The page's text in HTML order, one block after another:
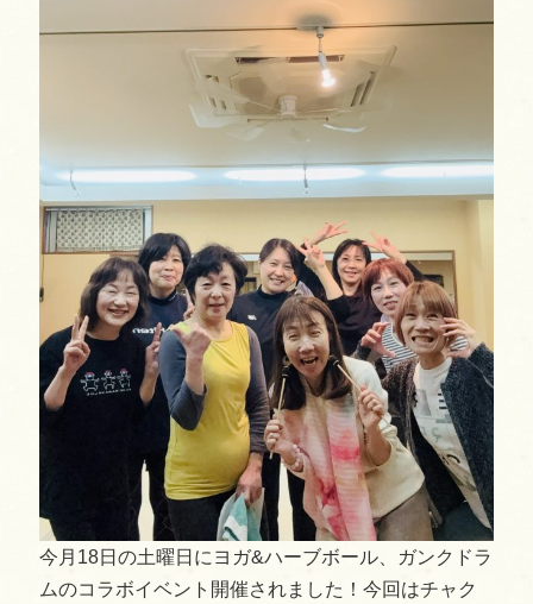
今月18日の土曜日にヨガ&ハーブボール、ガンクドラ
ムのコラボイベント開催されました！今回はチャク